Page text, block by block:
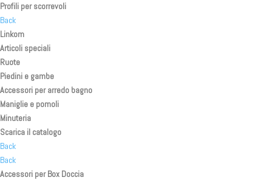
Profili per scorrevoli
Back
Linkom
Articoli speciali
Ruote
Piedini e gambe
Accessori per arredo bagno
Maniglie e pomoli
Minuteria
Scarica il catalogo
Back
Back
Accessori per Box Doccia